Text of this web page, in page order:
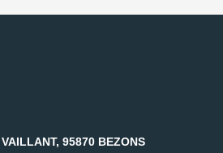
95870 BEZONS